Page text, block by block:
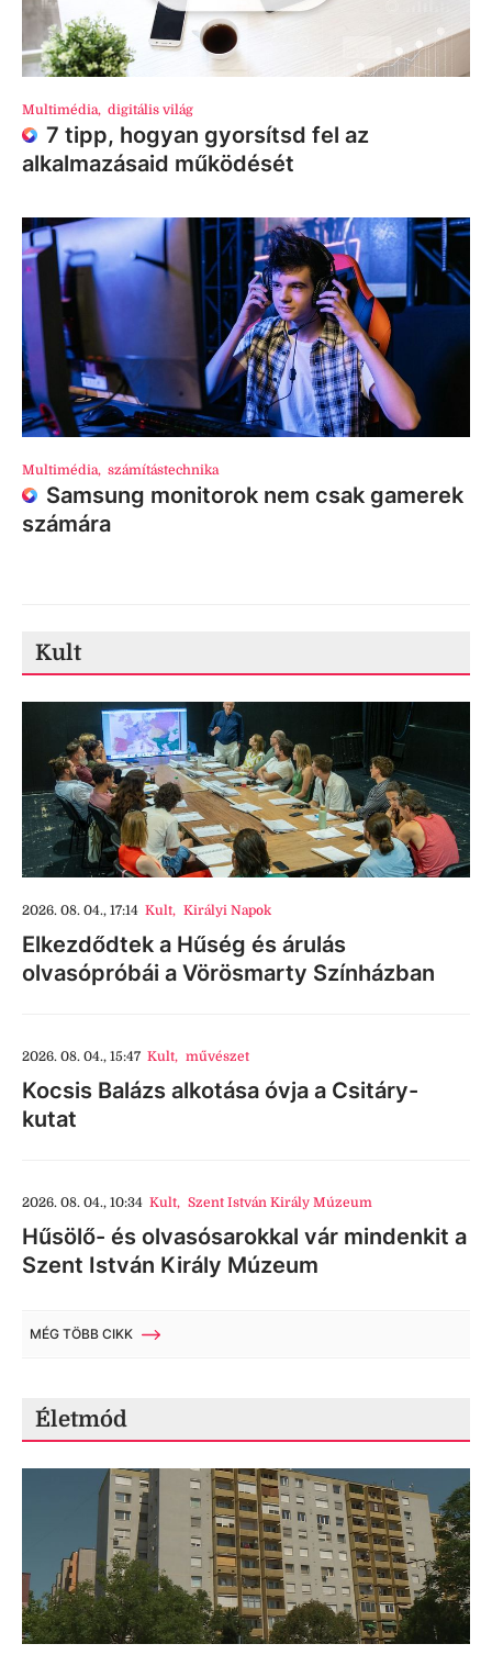
Multimédia, digitális világ
7 tipp, hogyan gyorsítsd fel az
alkalmazásaid működését
Multimédia, számítástechnika
Samsung monitorok nem csak gamerek
számára
Kult
2026. 08. 04., 17:14 Kult, Királyi Napok
Elkezdődtek a Hűség és árulás
olvasópróbái a Vörösmarty Színházban
2026. 08. 04., 15:47 Kult, művészet
Kocsis Balázs alkotása óvja a Csitáry-
kutat
2026. 08. 04., 10:34 Kult, Szent István Király Múzeum
Hűsölő- és olvasósarokkal vár mindenkit a
Szent István Király Múzeum
MÉG TÖBB CIKK
Életmód